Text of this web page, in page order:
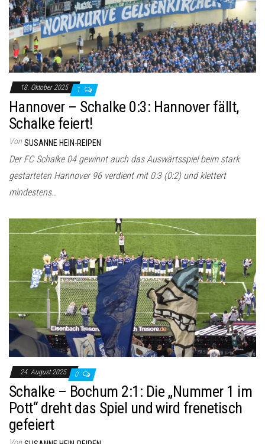
18. Oktober 2025 1
Hannover – Schalke 0:3: Hannover fällt,
Schalke feiert!
Von SUSANNE HEIN-REIPEN
Der FC Schalke 04 gewinnt auch das Auswärtsspiel beim stark
gestarteten Hannover 96 verdient mit 0:3 (0:2) und klettert
mindestens…
24. August 2025 0
Schalke – Bochum 2:1: Die „Nummer 1 im
Pott“ dreht das Spiel und wird frenetisch
gefeiert